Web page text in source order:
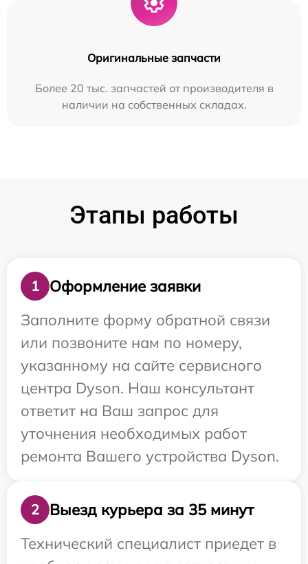
Оригинальные запчасти
Более 20 тыс. запчастей от производителя в
наличии на собственных складах.
Этапы работы
1
Оформление заявки
Заполните форму обратной связи
или позвоните нам по номеру,
указанному на сайте сервисного
центра Dyson. Наш консультант
ответит на Ваш запрос для
уточнения необходимых работ
ремонта Вашего устройства Dyson.
2
Выезд курьера за 35 минут
Технический специалист приедет в